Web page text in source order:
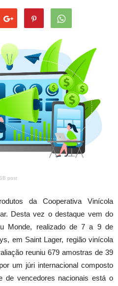
SB post
da Cooperativa Vinícola
Desta vez o destaque vem do
Monde, realizado de 7 a 9 de
em Saint Lager, região vinícola
reuniu 679 amostras de 39
um júri internacional composto
de vencedores nacionais está o